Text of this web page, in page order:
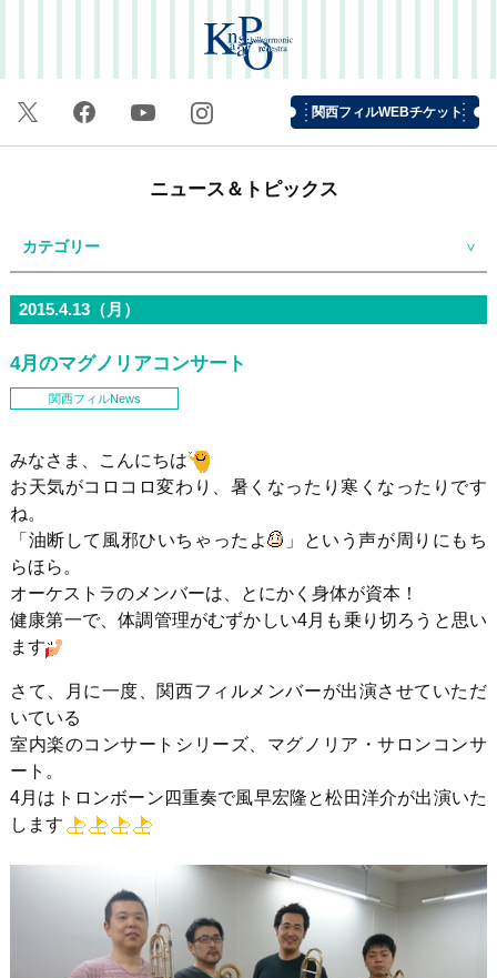
関西フィルWEBチケット
ニュース＆トピックス
カテゴリー
2015.4.13（月）
4月のマグノリアコンサート
関西フィルNews
みなさま、こんにちは
お天気がコロコロ変わり、暑くなったり寒くなったりです
ね。
「油断して風邪ひいちゃったよ
」という声が周りにもち
らほら。
オーケストラのメンバーは、とにかく身体が資本！
健康第一で、体調管理がむずかしい4月も乗り切ろうと思い
ます
さて、月に一度、関西フィルメンバーが出演させていただ
いている
室内楽のコンサートシリーズ、マグノリア・サロンコンサ
ート。
4月はトロンボーン四重奏で風早宏隆と松田洋介が出演いた
します